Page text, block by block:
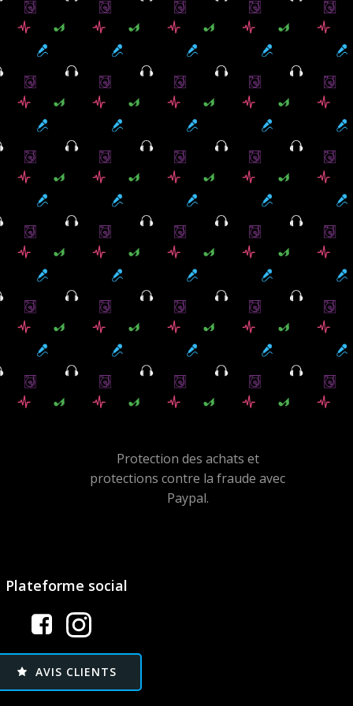
Protection des achats et
protections contre la fraude avec
Paypal.
Plateforme social
AVIS CLIENTS